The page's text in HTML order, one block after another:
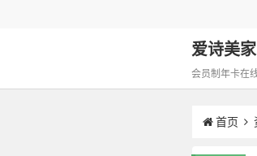
爱诗美
会员制年卡在
首页